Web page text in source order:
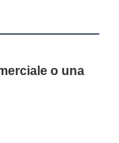
o una